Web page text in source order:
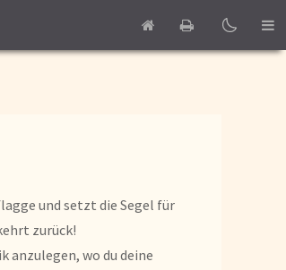
HomePrint
und setzt die Segel für
zurück!
anzulegen, wo du deine